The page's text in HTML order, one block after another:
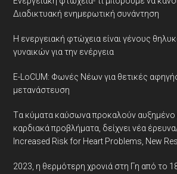
Διαδικτυακή ενημερωτική συνάντηση
Η ενεργειακή φτώχεια είναι γένους
γυναικών για την ενέργεια
E-LoCUM: Φωνές Νέων για θετικές
μετανάστευση
Tα κύματα καύσωνα προκαλούν αυξημένο
καρδιακά προβλήματα, δείχνει νέα
Increased Risk for Heart Problems, New
2023, η θερμότερη χρονιά στη Γη από το